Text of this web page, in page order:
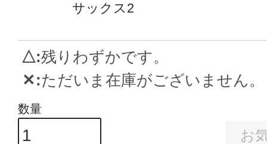
サックス2
△ 残りわずかです。
✕ ただいま在庫がございません。
お